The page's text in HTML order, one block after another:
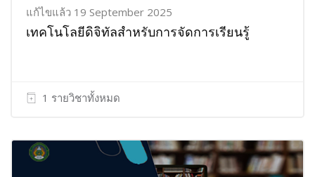
แก้ไขแล้ว 19 September 2025
เทคโนโลยีดิจิทัลสำหรับการจัดการเรียนรู้
1 รายวิชาทั้งหมด